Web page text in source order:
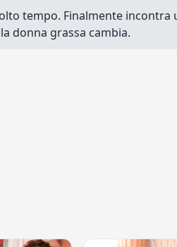
tempo. Finalmente incontra
donna grassa cambia.